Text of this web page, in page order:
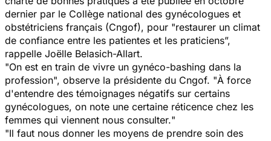
dernier par le Collège national des gynécologues et
obstétriciens français (Cngof), pour "restaurer un climat
de confiance entre les patientes et les praticiens”,
rappelle Joëlle Belasich-Allart.
"On est en train de vivre un gynéco-bashing dans la
profession", observe la présidente du Cngof. "À force
d'entendre des témoignages négatifs sur certains
gynécologues, on note une certaine réticence chez les
femmes qui viennent nous consulter."
"Il faut nous donner les moyens de prendre soin des